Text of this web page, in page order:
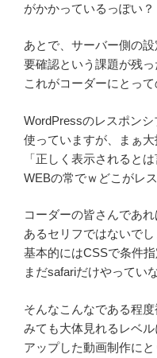
がかかっているっぽい？
あとで、サーバー側の
要確認という課題が残
これがコーダーにとっ
WordPressのレスポン
使っていますが、まぁ
「正しく表示されると
WEBの常でｗどこがレ
コーダーの皆さんであ
あるセリフではないでし
基本的にはCSSで条件
まだsafariだけやってい
そんなこんなである程
みても大体見れるレベ
アップした動画制作に